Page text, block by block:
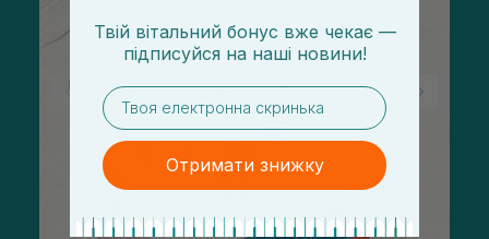
Твій вітальний бонус вже чекає —
підписуйся на наші новини!
email
Отримати знижку